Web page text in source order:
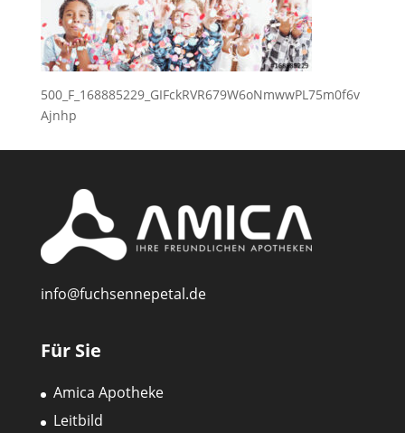
500_F_168885229_GIFckRVR679W6oNmwwPL75m0f6v
Ajnhp
info@fuchsennepetal.de
Für Sie
Amica Apotheke
Leitbild